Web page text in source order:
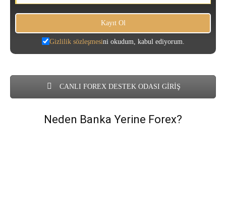
Gizlilik sözleşmesini okudum, kabul ediyorum.
CANLI FOREX DESTEK ODASI GİRİŞ
Neden Banka Yerine Forex?